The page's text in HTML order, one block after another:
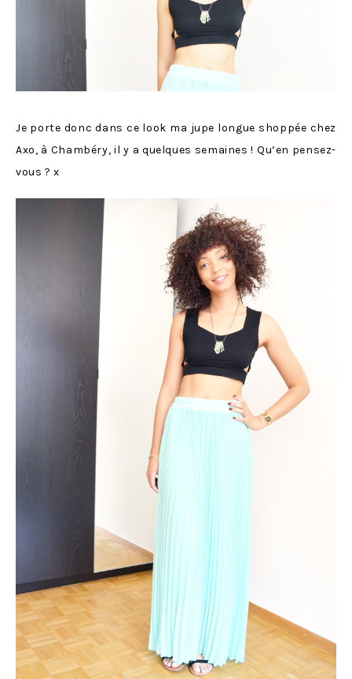
Je porte donc dans ce look ma jupe longue shoppée chez
Axo, à Chambéry, il y a quelques semaines ! Qu’en pensez-
vous ? x